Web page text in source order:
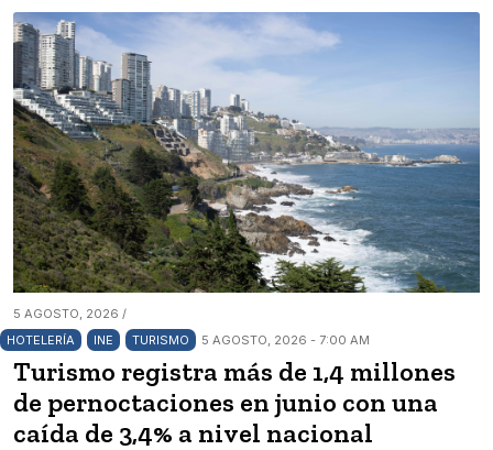
5 AGOSTO, 2026 /
HOTELERÍA
INE TURISMO 5 AGOSTO, 2026 - 7:00 AM
Turismo registra más de 1,4 millones
de pernoctaciones en junio con una
caída de 3,4% a nivel nacional